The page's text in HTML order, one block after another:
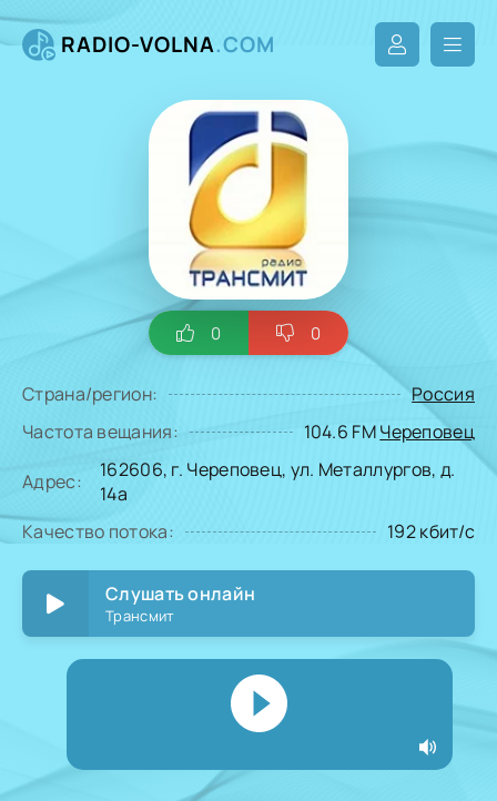
RADIO-VOLNA.COM
0 0
Страна/регион:
Россия
Частота вещания:
104.6 FMЧереповец
Адрес:
162606, г. Череповец, ул. Металлургов, д.
14а
Качество потока:
192 кбит/с
Слушать онлайн
Трансмит